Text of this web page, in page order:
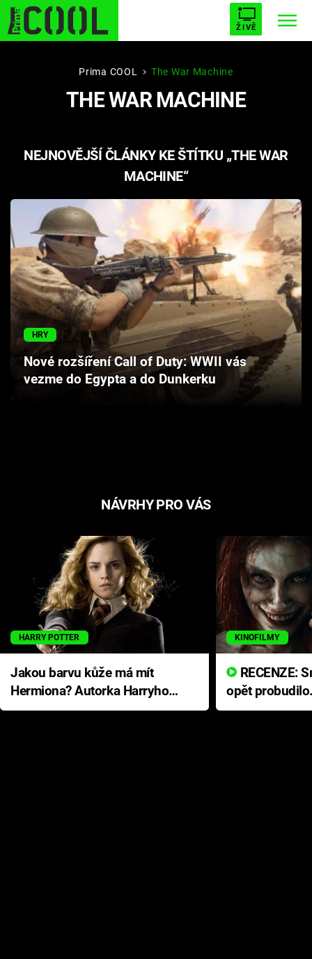
ŽIVĚ
STARHOUSE BUFFY, PŘEMOŽITELKA UPÍRŮ
PLNEJ KOTEL AVENGERS 5
Filmy
Seriály
Hry
Cool Esport
Pořady
Prima COOL The War Machine
THE WAR MACHINE
NEJNOVĚJŠÍ ČLÁNKY KE ŠTÍTKU „THE WAR
MACHINE“
HRY
Nové rozšíření Call of Duty: WWII vás
vezme do Egypta a do Dunkerku
NÁVRHY PRO VÁS
HARRY POTTER
Jakou barvu kůže má mít
Hermiona? Autorka Harryho
Pottera přišla s ráznou
KINOFILMY
opět
přichází s